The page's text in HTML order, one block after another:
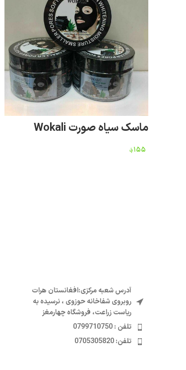
ماسک سیاه صورت Wokali
۱۵۵؋
آدرس شعبه مرکزی:افغانستان هرات
روبروی شفاخانه حوزوی ، نرسیده به
ریاست زراعت، فروشگاه چهارمغز
تلفن : 0799710750
تلفن: 0705305820